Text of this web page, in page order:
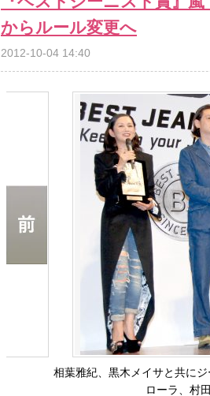
からルール変更へ
2012-10-04 14:40
相葉雅紀、黒木メイサと共に
ローラ、村